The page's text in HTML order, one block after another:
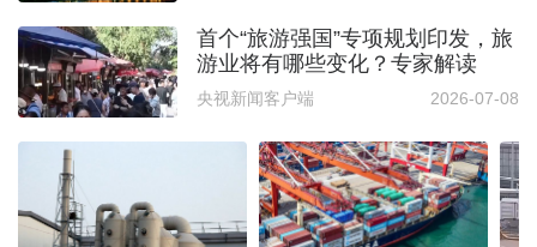
首个“旅游强国”专项规划印发，旅
游业将有哪些变化？专家解读
央视新闻客户端 2026-07-08